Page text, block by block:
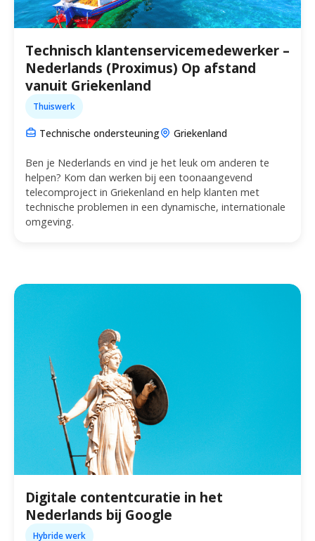
Technisch klantenservicemedewerker –
Nederlands (Proximus) Op afstand
vanuit Griekenland
Thuiswerk
Technische ondersteuning Griekenland
Ben je Nederlands en vind je het leuk om anderen te
helpen? Kom dan werken bij een toonaangevend
telecomproject in Griekenland en help klanten met
technische problemen in een dynamische, internationale
omgeving.
Digitale contentcuratie in het
Nederlands bij Google
Hybride werk